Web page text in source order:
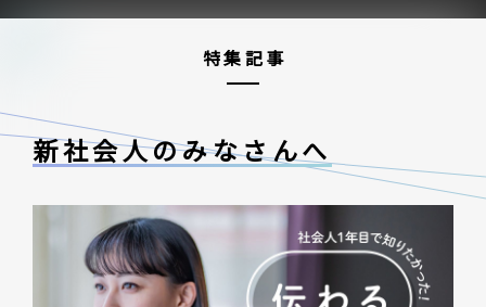
特集記事
新社会人のみなさんへ